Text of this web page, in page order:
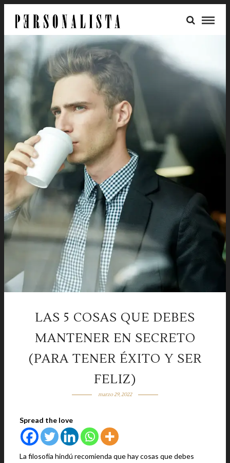
LAS 5 COSAS QUE DEBES
MANTENER EN SECRETO
(PARA TENER ÉXITO Y SER
FELIZ)
marzo 29, 2022
Spread the love
La filosofía hindú recomienda que hay cosas que debes